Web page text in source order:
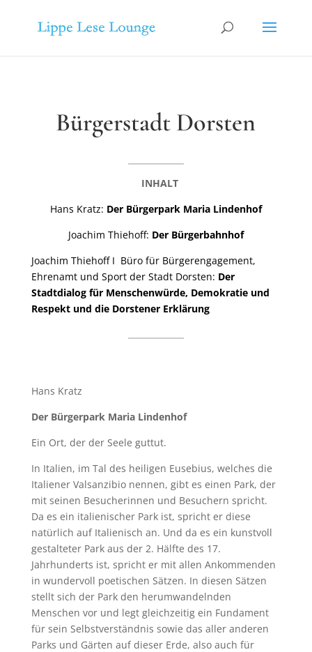
Bürgerstadt Dorsten
INHALT
Hans Kratz: Der Bürgerpark Maria Lindenhof
Joachim Thiehoff: Der Bürgerbahnhof
Joachim Thiehoff I Büro für Bürgerengagement,
Ehrenamt und Sport der Stadt Dorsten: Der
Stadtdialog für Menschenwürde, Demokratie und
Respekt und die Dorstener Erklärung
Hans Kratz
Der Bürgerpark Maria Lindenhof
Ein Ort, der der Seele guttut.
In Italien, im Tal des heiligen Eusebius, welches die
Italiener Valsanzibio nennen, gibt es einen Park, der
mit seinen Besucherinnen und Besuchern spricht.
Da es ein italienischer Park ist, spricht er diese
natürlich auf Italienisch an. Und da es ein kunstvoll
gestalteter Park aus der 2. Hälfte des 17.
Jahrhunderts ist, spricht er mit allen Ankommenden
in wundervoll poetischen Sätzen. In diesen Sätzen
stellt sich der Park den herumwandelnden
Menschen vor und legt gleichzeitig ein Fundament
für sein Selbstverständnis sowie das aller anderen
Parks und Gärten auf dieser Erde, also auch für